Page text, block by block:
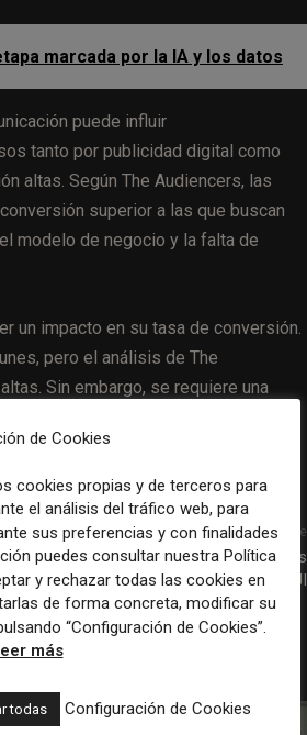
marcada por la IA y los datos
puede influir
tanto por publicidad digital como
altas. Según The Audiencers, las
superior a las que buscan
modelo de negocio y la falta de
un impacto en su tasa de conversión.
pero el análisis de The
Sin embargo, se requiere una
de cada modelo.
Artículo siguiente
community in your remote or hybrid news
organization – RJI
de Cookies
cookies propias y de terceros para
el análisis del tráfico web, para
sus preferencias y con finalidades
puedes consultar nuestra Política
y rechazar todas las cookies en
de forma concreta, modificar su
“Configuración de Cookies”.
más
todas Configuración de Cookies